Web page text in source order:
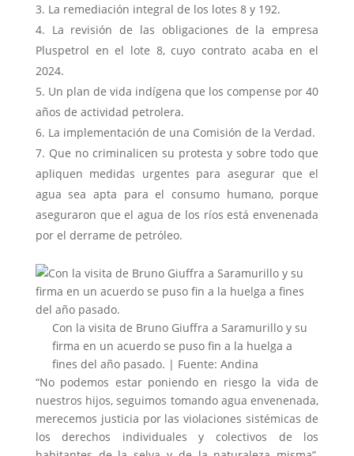
La remediación integral de los lotes 8 y 192.
La revisión de las obligaciones de la empresa
Pluspetrol en el lote 8, cuyo contrato acaba en el
2024.
Un plan de vida indígena que los compense por 40
años de actividad petrolera.
La implementación de una Comisión de la Verdad.
Que no criminalicen su protesta y sobre todo que
apliquen medidas urgentes para asegurar que el
agua sea apta para el consumo humano, porque
aseguraron que el agua de los ríos está envenenada
por el derrame de petróleo.
Con la visita de Bruno Giuffra a Saramurillo y su
firma en un acuerdo se puso fin a la huelga a
fines del año pasado. | Fuente: Andina
“No podemos estar poniendo en riesgo la vida de
nuestros hijos, seguimos tomando agua envenenada,
merecemos justicia por las violaciones sistémicas de
los derechos individuales y colectivos de los